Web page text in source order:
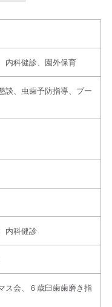
内科健診、園外保育
談、虫歯予防指導、プー
内科健診
ス会、６歳臼歯歯磨き指